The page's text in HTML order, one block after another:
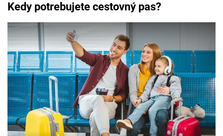
Kedy potrebujete cestovný pas?